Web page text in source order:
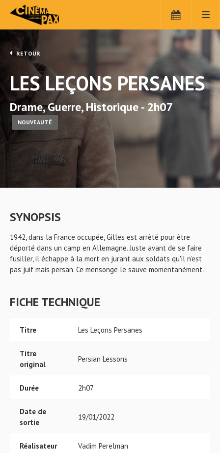
RETOUR
LES LEÇONS PERSANES
Drame, Guerre, Historique - 2h07
NOUVEAUTÉ
SYNOPSIS
1942, dans la France occupée, Gilles est arrêté pour être
déporté dans un camp en Allemagne. Juste avant de se faire
fusiller, il échappe à la mort en jurant aux soldats qu'il n’est
pas juif mais persan. Ce mensonge le sauve momentanément...
FICHE TECHNIQUE
Titre Les Leçons Persanes
Titre
original
Persian Lessons
Durée 2h07
Date de
sortie
19/01/2022
Réalisateur Vadim Perelman